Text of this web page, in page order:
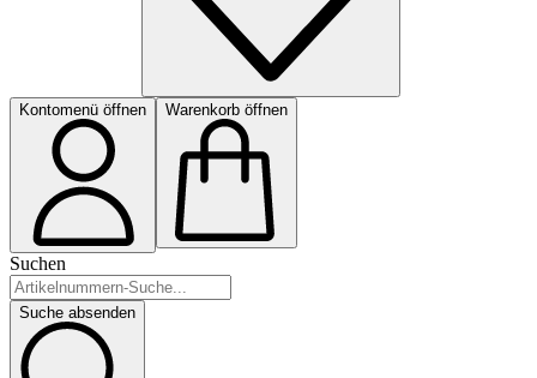
Kontomenü öffnen Warenkorb öffnen
Suchen
Suche absenden